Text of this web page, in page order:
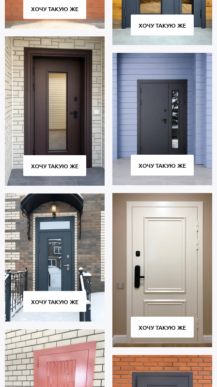
изготовления, точное соответствие размеров и качественные
петли гарантируют плотное прилегание створки к коробке без
провисания и щелей.
Стоимость указана за стандартный размер 2000х800 мм.
Гарантия 5 лет.
Позвоните в отдел продаж или оставьте заявку на сайте, чтобы
заказать дверь по габаритам вашего проема. Выезд специалиста
по замерам — бесплатно. Изготовление от 2 дн. Доставка во все
города и районы Москвы и области, профессиональный монтаж.
ХОЧУ ТАКУЮ ЖЕ
ХОЧУ ТАКУЮ ЖЕ
ХОЧУ ТАКУЮ ЖЕ
ХОЧУ ТАКУЮ ЖЕ
ХОЧУ ТАКУЮ ЖЕ
ХОЧУ ТАКУЮ ЖЕ